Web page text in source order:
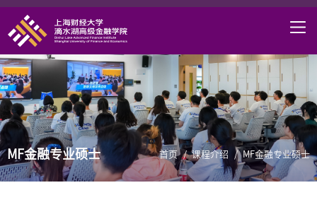
首页
学院概况
课程项目
师资力量
学术研究
研究中心
首页 / 课程介绍 / MF金融专业硕士
MF金融专业硕士